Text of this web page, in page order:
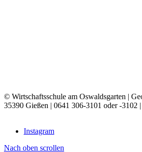
© Wirtschaftsschule am Oswaldsgarten |
35390 Gießen | 0641 306-3101 oder -3102
Instagram
Nach oben scrollen